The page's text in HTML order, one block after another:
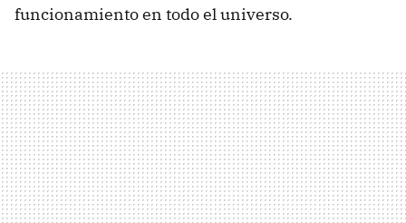
funcionamiento en todo el universo.